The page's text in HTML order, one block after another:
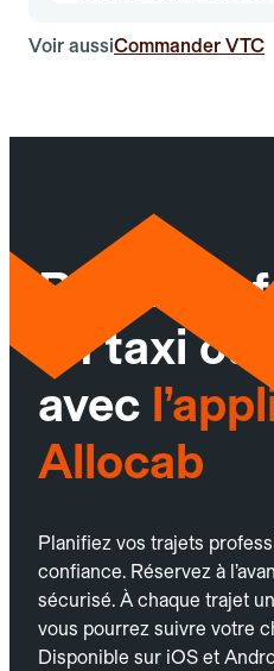
Voir aussiCommander VTC
Réservez
un taxi
avec
Allocab
Planifiez vos trajets
confiance. Réservez à
sécurisé. À chaque trajet
vous pourrez suivre votre
Disponible sur iOS et